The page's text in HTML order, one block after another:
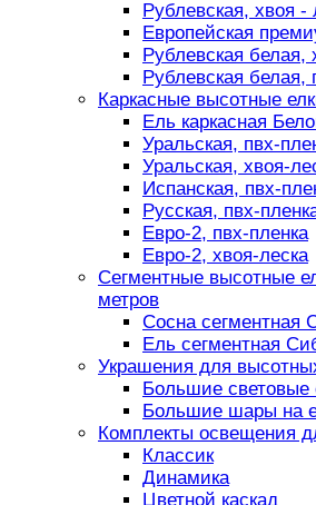
Рублевская, хвоя -
Европейская
Рублевская белая,
Рублевская белая,
Каркасные высотные
Ель каркасная
Уральская, пвх-
Уральская, хвоя-
Испанская, пвх-
Русская, пвх-
Евро-2, пвх-пленка
Евро-2, хвоя-леска
Сегментные высотные
метров
Сосна сегментная
Ель сегментная
Украшения для
Большие световые
Большие шары на
Комплекты освещения
Классик
Динамика
Цветной каскад